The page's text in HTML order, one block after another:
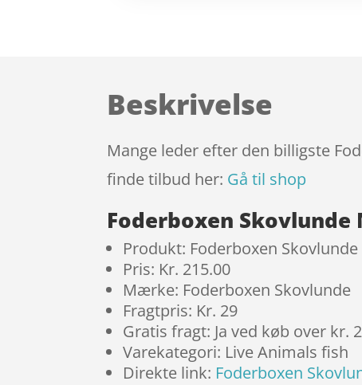
Beskrivelse
Mange leder efter den billigste
finde tilbud her: Gå til shop
Foderboxen
Produkt: Foderboxen
Pris: Kr. 215.00
Mærke: Foderboxen Skovlunde
Fragtpris: Kr. 29
Gratis fragt: Ja ved køb over kr.
Varekategori: Live Animals fish
Direkte link: Foderboxen